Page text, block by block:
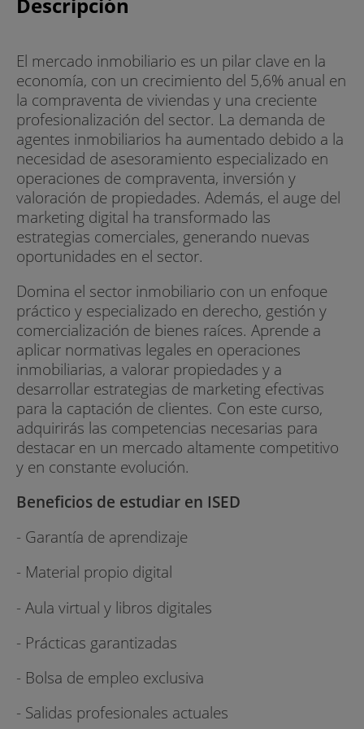
El mercado inmobiliario es un pilar clave en la
economía, con un crecimiento del 5,6% anual en
la compraventa de viviendas y una creciente
profesionalización del sector. La demanda de
agentes inmobiliarios ha aumentado debido a la
necesidad de asesoramiento especializado en
operaciones de compraventa, inversión y
valoración de propiedades. Además, el auge del
marketing digital ha transformado las
estrategias comerciales, generando nuevas
oportunidades en el sector.
Domina el sector inmobiliario con un enfoque
práctico y especializado en derecho, gestión y
comercialización de bienes raíces. Aprende a
aplicar normativas legales en operaciones
inmobiliarias, a valorar propiedades y a
desarrollar estrategias de marketing efectivas
para la captación de clientes. Con este curso,
adquirirás las competencias necesarias para
destacar en un mercado altamente competitivo
y en constante evolución.
Beneficios de estudiar en ISED
- Garantía de aprendizaje
- Material propio digital
- Aula virtual y libros digitales
- Prácticas garantizadas
- Bolsa de empleo exclusiva
- Salidas profesionales actuales